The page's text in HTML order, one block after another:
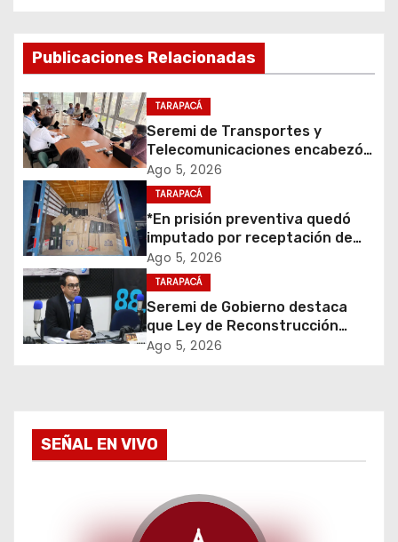
a
c
i
ó
n
d
e
e
r
a
Publicaciones Relacionadas
TARAPACÁ
Seremi de Transportes y
Telecomunicaciones encabezó
primera mesa de coordinación
para el retiro de cables en
desuso en Iquique
Ago 5, 2026
TARAPACÁ
*En prisión preventiva quedó
imputado por receptación de
cigarrillos avaluados en $1.600
millones*
Ago 5, 2026
TARAPACÁ
Seremi de Gobierno destaca
que Ley de Reconstrucción
Nacional impulsará la inversión
Ago 5, 2026
SEÑAL EN VIVO